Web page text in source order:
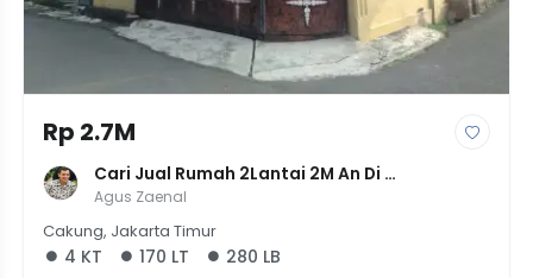
Rp 2.7M
Cari Jual Rumah 2Lantai 2M An Di
Penggilingan Jakarta Timur 4Kamar
Agus Zaenal
Cakung, Jakarta Timur
4 KT 170 LT 280 LB